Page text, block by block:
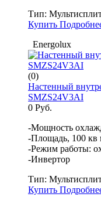
Тип:
Купить
Energolux
(0)
Настенный
SMZS24V3AI
0 Руб.
-Мощность
-Площадь, 100 кв
-Режим работы:
-Инвертор
Тип:
Купить